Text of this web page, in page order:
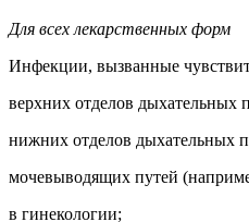
Для всех лекарственных форм
Инфекции, вызванные
верхних отделов дыхательных
нижних отделов дыхательных
мочевыводящих путей
в гинекологии;